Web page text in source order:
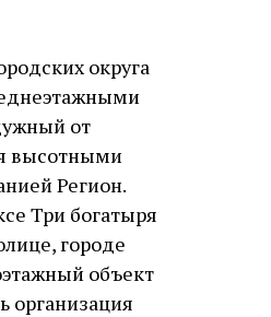
округа
от
высотными
Регион.
Три богатыря
городе
объект
организация